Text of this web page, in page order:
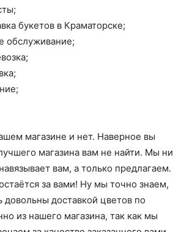
букетов в Краматорске;
обслуживание;
магазине и нет. Наверное вы
магазина вам не найти. Мы ни
вам, а только предлагаем.
за вами! Ну мы точно знаем,
довольны доставкой цветов по
из нашего магазина, так как мы